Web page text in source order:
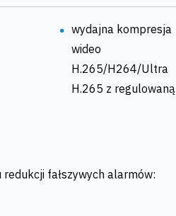
wydajna kompresja
wideo
H.265/H264/Ultra
H.265 z regulowaną
fałszywych alarmów: